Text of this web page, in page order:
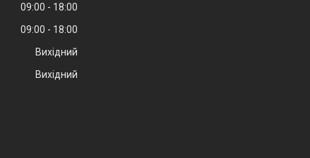
09:00
18:00
09:00
18:00
Вихідний
Вихідний